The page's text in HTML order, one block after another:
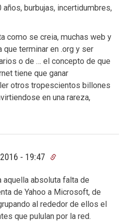
burbujas, incertidumbres,
como se creia, muchas web y
terminar en .org y ser
o de … el concepto de que
tiene que ganar
otros tropescientos billones
en una rareza,
- 19:47
aquella absoluta falta de
de Yahoo a Microsoft, de
al rededor de ellos el
que pululan por la red.